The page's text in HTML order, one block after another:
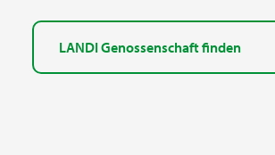
LANDI Genossenschaft finden